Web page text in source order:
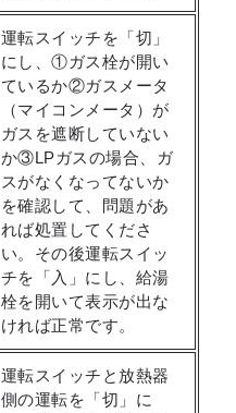
運転スイッチを「切」
にし、①ガス栓が開い
ているか②ガスメータ
（マイコンメータ）が
ガスを遮断していない
か③LPガスの場合、ガ
スがなくなってないか
を確認して、問題があ
れば処置してくださ
い。その後運転スイッ
チを「入」にし、給湯
栓を開いて表示が出な
ければ正常です。
運転スイッチと放熱器
側の運転を「切」に